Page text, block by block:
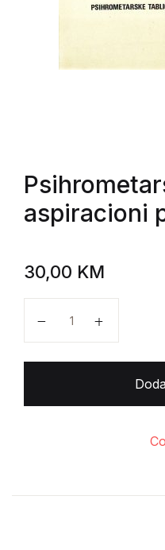
aspiracioni
30,00 KM